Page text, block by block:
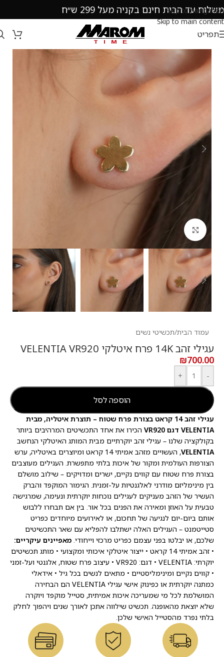
Skip to navigation
Skip to main content
משלוח עד הבית חינם בקניה מעל 299 ש״ח
תפריט
עמוד הבית/תכשיטי נשים
עגילי זהב 14K פרח איטלקי VELENTIA VR920
₪700.00
-
+
הוספה לסל
עגילי זהב 14 קראט בצורת פרח שטוח – תוצרת איטליה, מבית
VELENTIA דגם VR920
הכירו את אחד התכשיטים המרהיבים ביותר
בקולקציה שלנו – עגילי זהב יוקרתיים מבית המותג האיטלקי הנחשב
VELENTIA
, העשויים מזהב אמיתי 14 קראט ומיוצרים באיטליה, ערש
הצורפות העולמית ומקור של איכות בלתי מתפשרת. העגילים מעוצבים
בצורת פרח שטוח עם קווים נקיים, ישרים ומדויקים – שילוב מושלם
בין מינימליזם מודרני לאלגנטיות על-זמנית. הגימור המוקפד והברק
העשיר של הזהב מעניקים לעגילים נוכחות יוקרתית ונעימה, שמרגישה
טבעית על האוזן ומאירה את הפנים בכל אור. בין אם תבחרו ללבוש
אותם ביום-יום לנגיעה של תחכום, או לאירועים מיוחדים כפריט
סטייטמנט – העגילים האלה ישתלבו להפליא עם שאר התכשיטים
שלכם, או יבלטו בפני עצמם כפריט מרכזי וייחודי. מאפיינים עיקריים:
• זהב אמיתי 14 קראט • ייצור איטלקי איכותי ומקצועי • מותג תכשיטים
יוקרתי: VELENTIA • דגם: VR920 • עיצוב פרח שטוח, אלגנטי ועל-זמני
• קווים נקיים ומינימליסטיים • מתאים לנשים בכל גיל • אידאלי
כמתנה יוקרתית או כפינוק אישי עגילי VELENTIA הם הבחירה
המושלמת לכל מי שמעריכה איכות אמיתית, סטייל מוקפד ויוקרה
שלא יוצאת מהאופנה. תכשיט שילווה אתכן לאורך שנים ויהפוך לחלק
בלתי נפרד מהסטייל האישי שלכן.
לחץ להגדלה